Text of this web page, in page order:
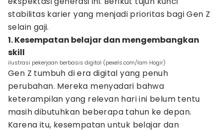
stabilitas karier yang menjadi prioritas bagi Gen Z
selain gaji.
1. Kesempatan belajar dan mengembangkan
skill
ilustrasi pekerjaan berbasis digital (pexels.com/Iam Hogir)
Gen Z tumbuh di era digital yang penuh
perubahan. Mereka menyadari bahwa
keterampilan yang relevan hari ini belum tentu
masih dibutuhkan beberapa tahun ke depan.
Karena itu, kesempatan untuk belajar dan